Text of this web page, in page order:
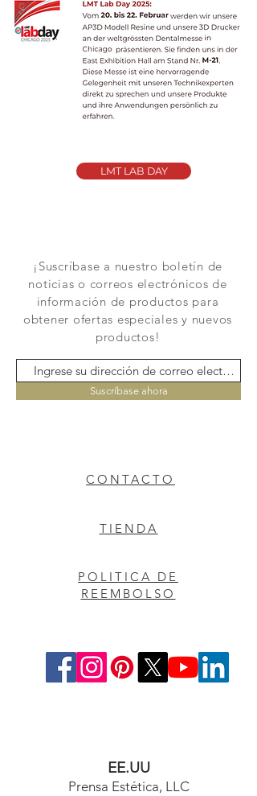
LMT LAB DAY
¡Suscríbase a nuestro boletín de
noticias o correos electrónicos de
información de productos para
obtener ofertas especiales y nuevos
productos!
Suscríbase ahora
CONTACTO
TIENDA
POLITICA DE
REEMBOLSO
EE.UU
Prensa Estética, LLC